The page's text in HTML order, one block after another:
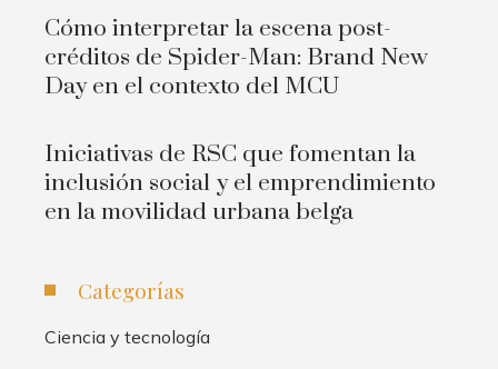
Cómo interpretar la escena post-
créditos de Spider-Man: Brand New
Day en el contexto del MCU
Iniciativas de RSC que fomentan la
inclusión social y el emprendimiento
en la movilidad urbana belga
Categorías
Ciencia y tecnología